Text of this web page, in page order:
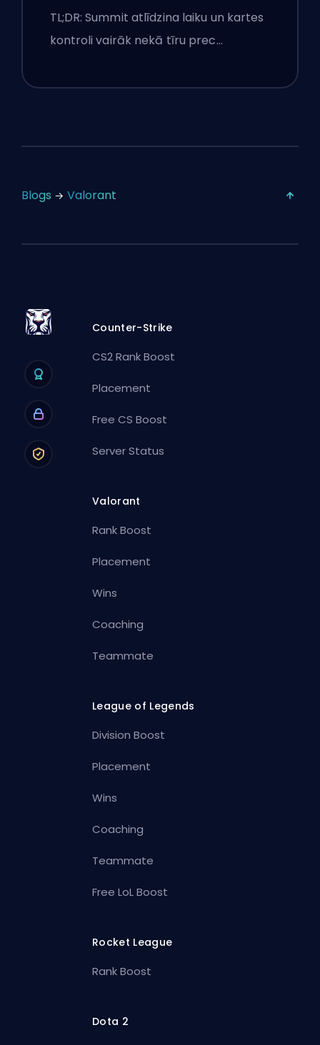
izsaukumi un dūmi
TL;DR: Summit atlīdzina laiku un kartes
kontroli vairāk nekā tīru prec…
Blogs Valorant
Counter-Strike
CS2 Rank Boost
Placement
Free CS Boost
Server Status
Valorant
Rank Boost
Placement
Wins
Coaching
Teammate
League of Legends
Division Boost
Placement
Wins
Coaching
Teammate
Free LoL Boost
Rocket League
Rank Boost
Dota 2